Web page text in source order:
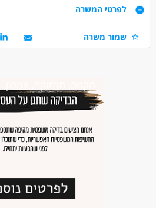
דרישות
דרוש/ה מנהל סושיאל וניהול אתר אינטרנט
אינטרנט - ניהול אתר
משרה מלאה
לפרטי המשרה
שמור משרה